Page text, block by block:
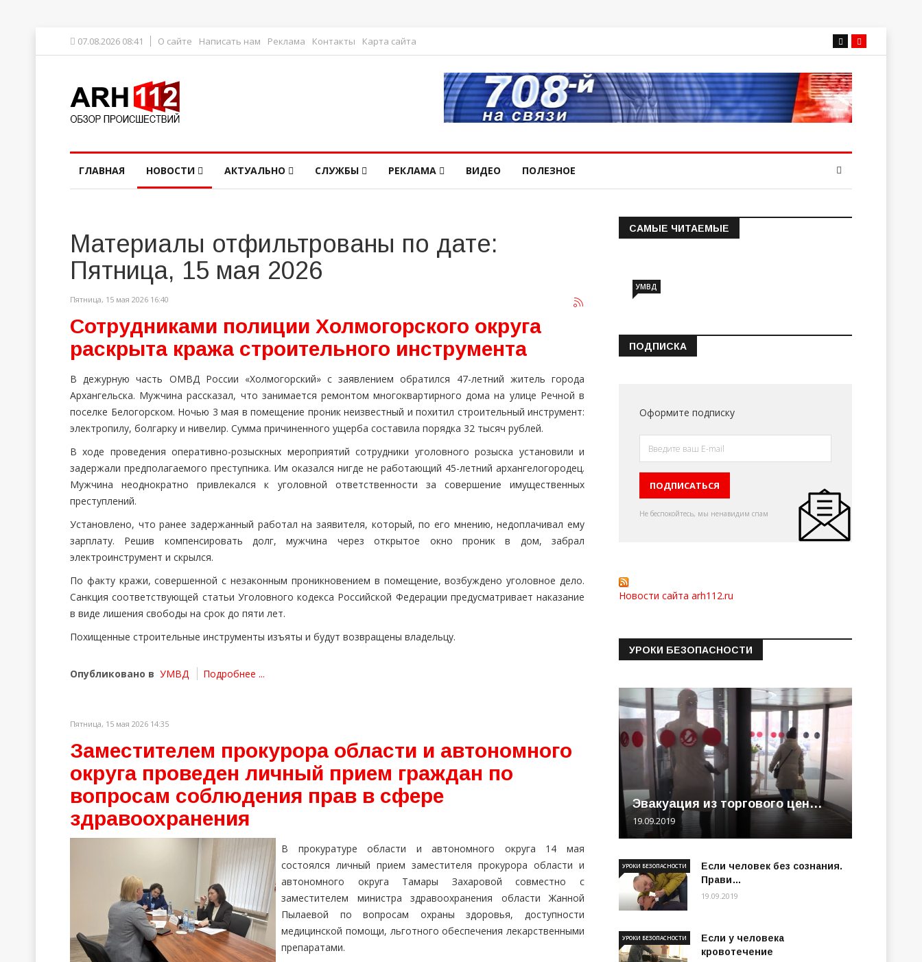
07.08.2026 08:41 О сайте Написать нам Реклама Контакты Карта сайта
ГЛАВНАЯ НОВОСТИ АКТУАЛЬНО СЛУЖБЫ РЕКЛАМА ВИДЕО ПОЛЕЗНОЕ
Материалы отфильтрованы по дате:
Пятница, 15 мая 2026
Пятница, 15 мая 2026 16:40
Сотрудниками полиции Холмогорского округа
раскрыта кража строительного инструмента
В дежурную часть ОМВД России «Холмогорский» с заявлением обратился 47-летний житель города
Архангельска. Мужчина рассказал, что занимается ремонтом многоквартирного дома на улице Речной в
поселке Белогорском. Ночью 3 мая в помещение проник неизвестный и похитил строительный инструмент:
электропилу, болгарку и нивелир. Сумма причиненного ущерба составила порядка 32 тысяч рублей.
В ходе проведения оперативно-розыскных мероприятий сотрудники уголовного розыска установили и
задержали предполагаемого преступника. Им оказался нигде не работающий 45-летний архангелогородец.
Мужчина неоднократно привлекался к уголовной ответственности за совершение имущественных
преступлений.
Установлено, что ранее задержанный работал на заявителя, который, по его мнению, недоплачивал ему
зарплату. Решив компенсировать долг, мужчина через открытое окно проник в дом, забрал
электроинструмент и скрылся.
По факту кражи, совершенной с незаконным проникновением в помещение, возбуждено уголовное дело.
Санкция соответствующей статьи Уголовного кодекса Российской Федерации предусматривает наказание
в виде лишения свободы на срок до пяти лет.
Похищенные строительные инструменты изъяты и будут возвращены владельцу.
Опубликовано в УМВД Подробнее ...
Пятница, 15 мая 2026 14:35
Заместителем прокурора области и автономного
округа проведен личный прием граждан по
вопросам соблюдения прав в сфере
здравоохранения
В прокуратуре области и автономного округа 14 мая
состоялся личный прием заместителя прокурора области и
автономного округа Тамары Захаровой совместно с
заместителем министра здравоохранения области Жанной
Пылаевой по вопросам охраны здоровья, доступности
медицинской помощи, льготного обеспечения лекарственными
препаратами.
САМЫЕ ЧИТАЕМЫЕ
Информация о состоянии
УМВД
ПОДПИСКА
Оформите подписку
Не беспокойтесь, мы ненавидим спам
Новости сайта arh112.ru
УРОКИ БЕЗОПАСНОСТИ
Эвакуация из торгового цен…
19.09.2019
Если человек без сознания.
Прави…
УРОКИ БЕЗОПАСНОСТИ
19.09.2019
Если у человека
кровотечение
УРОКИ БЕЗОПАСНОСТИ